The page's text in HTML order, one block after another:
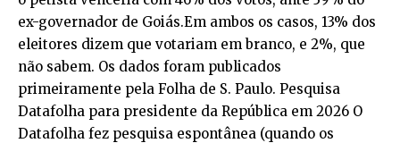
ex-governador de Goiás.Em ambos os casos, 13% dos
eleitores dizem que votariam em branco, e 2%, que
não sabem. Os dados foram publicados
primeiramente pela Folha de S. Paulo. Pesquisa
Datafolha para presidente da República em 2026 O
Datafolha fez pesquisa espontânea (quando os